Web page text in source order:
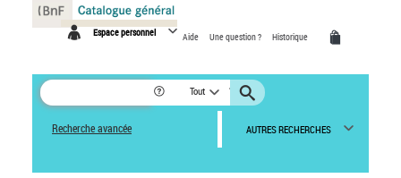
Espace personnel Aide Une question ? Historique
Tout
Recherche avancée AUTRES RECHERCHES
Panneau de gestion des cookies